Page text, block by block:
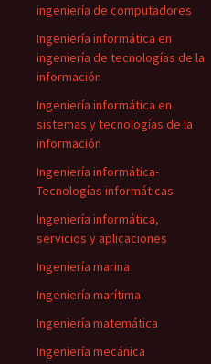
ingeniería de computadores
Ingeniería informática en
ingeniería de tecnologías de la
información
Ingeniería informática en
sistemas y tecnologías de la
información
Ingeniería informática-
Tecnologías informáticas
Ingeniería informática,
servicios y aplicaciones
Ingeniería marina
Ingeniería marítima
Ingeniería matemática
Ingeniería mecánica